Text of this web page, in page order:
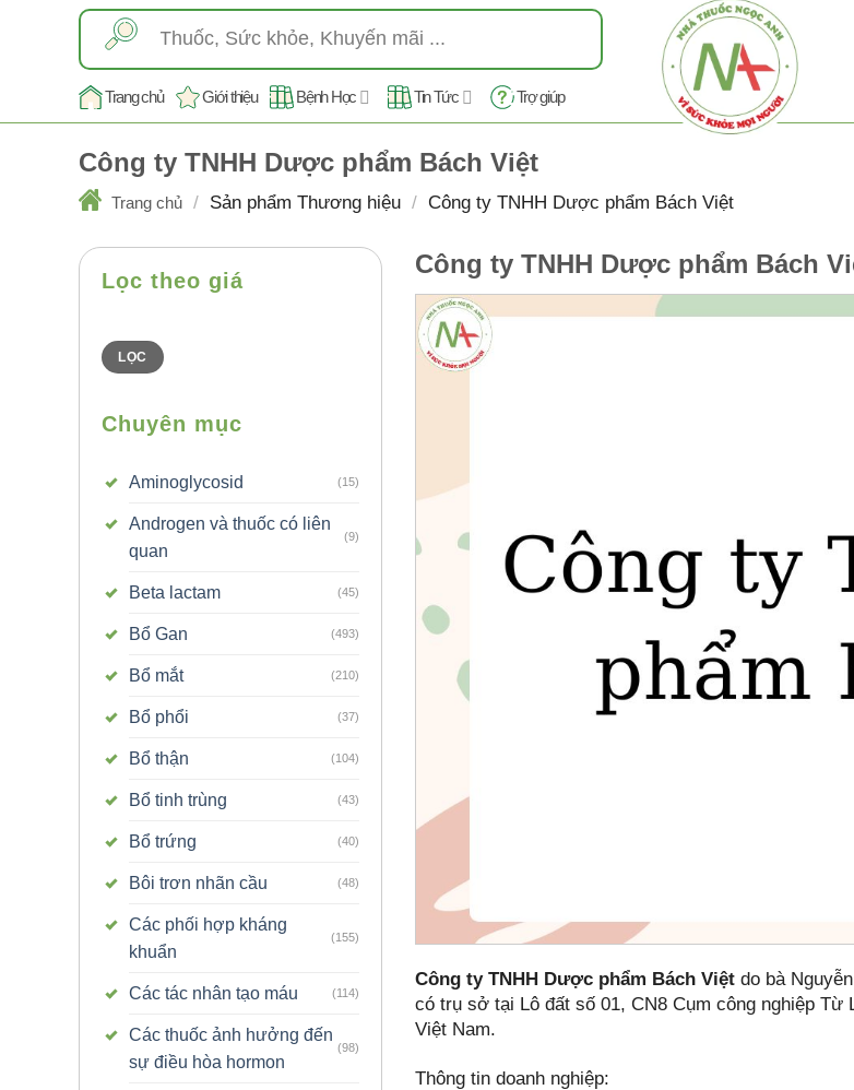
kiếm:
Trang chủ Giới thiệu Bệnh Học Tin Tức Trợ giúp
Công ty TNHH Dược phẩm Bách Việt
Trang chủ / Sản phẩm Thương hiệu / Công ty TNHH Dược phẩm Bách Việt
Lọc theo giá
thấp
nhất
cao
nhấtLỌC
Chuyên mục
Aminoglycosid (15)
Androgen và thuốc có liên
quan
(9)
Beta lactam (45)
Bổ Gan (493)
Bổ mắt (210)
Bổ phổi (37)
Bổ thận (104)
Bổ tinh trùng (43)
Bổ trứng (40)
Bôi trơn nhãn cầu (48)
Các phối hợp kháng
khuẩn
(155)
Các tác nhân tạo máu (114)
Các thuốc ảnh hưởng đến
sự điều hòa hormon
(98)
Công ty TNHH Dược phẩm Bách
Công ty TNHH Dược phẩm Bách Việtdo bà
có trụ sở tại Lô đất số 01, CN8 Cụm công nghiệp
Việt Nam.
Thông tin doanh nghiệp: